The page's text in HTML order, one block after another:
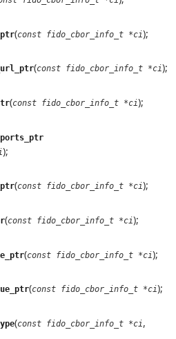
(const fido_cbor_info_t *ci);
(const fido_cbor_info_t *ci);
(const fido_cbor_info_t *ci);
);
(const fido_cbor_info_t *ci);
(const fido_cbor_info_t *ci);
(const fido_cbor_info_t *ci);
(const fido_cbor_info_t *ci);
(const fido_cbor_info_t *ci,